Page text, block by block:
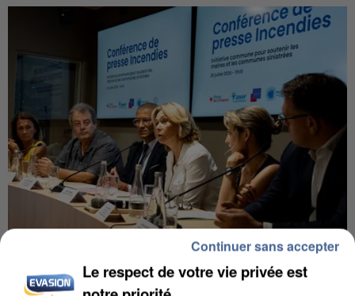
INCENDIES : L’ÎLE-DE-FRANCE LANCE UN ÉLAN
Le respect de votre vie privée est
Continuer sans accepter